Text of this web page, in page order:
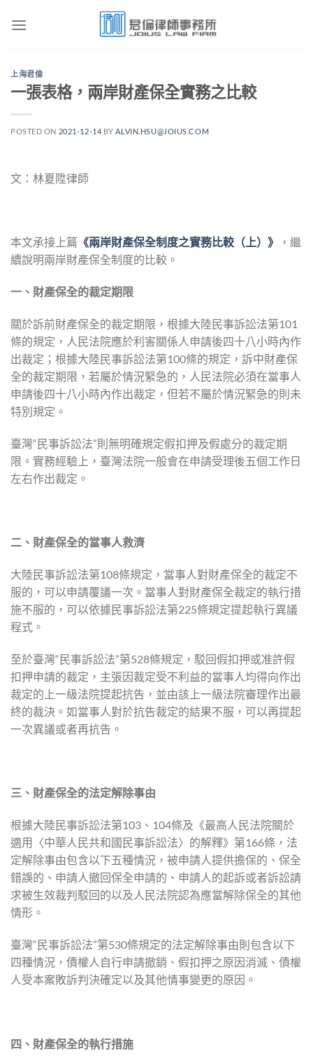
上海君倫
一張表格，兩岸財產保全實務之比較
POSTED ON 2021-12-14 BY ALVIN.HSU@JOIUS.COM
文：林夏陞律師
本文承接上篇 《兩岸財產保全制度之實務比較（上）》
，繼
續說明兩岸財產保全制度的比較。
一、財產保全的裁定期限
關於訴前財產保全的裁定期限，根據大陸民事訴訟法第101
條的規定，人民法院應於利害關係人申請後四十八小時內作
出裁定；根據大陸民事訴訟法第100條的規定，訴中財產保
全的裁定期限，若屬於情況緊急的，人民法院必須在當事人
申請後四十八小時內作出裁定，但若不屬於情況緊急的則未
特別規定。
臺灣“民事訴訟法”則無明確規定假扣押及假處分的裁定期
限。實務經驗上，臺灣法院一般會在申請受理後五個工作日
左右作出裁定。
二、財產保全的當事人救濟
大陸民事訴訟法第108條規定，當事人對財產保全的裁定不
服的，可以申請覆議一次。當事人對財產保全裁定的執行措
施不服的，可以依據民事訴訟法第225條規定提起執行異議
程式。
至於臺灣“民事訴訟法”第528條規定，駁回假扣押或准許假
扣押申請的裁定，主張因裁定受不利益的當事人均得向作出
裁定的上一級法院提起抗告，並由該上一級法院審理作出最
終的裁決。如當事人對於抗告裁定的結果不服，可以再提起
一次異議或者再抗告。
三、財產保全的法定解除事由
根據大陸民事訴訟法第103、104條及《最高人民法院關於
適用〈中華人民共和國民事訴訟法〉的解釋》第166條，法
定解除事由包含以下五種情況，被申請人提供擔保的、保全
錯誤的、申請人撤回保全申請的、申請人的起訴或者訴訟請
求被生效裁判駁回的以及人民法院認為應當解除保全的其他
情形。
臺灣“民事訴訟法”第530條規定的法定解除事由則包含以下
四種情況，債權人自行申請撤銷、假扣押之原因消滅、債權
人受本案敗訴判決確定以及其他情事變更的原因。
四、財產保全的執行措施